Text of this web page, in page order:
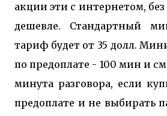
акции эти с интернетом,
дешевле. Стандартный
тариф будет от 35 долл.
по предоплате - 100 мин и
минута разговора, если
предоплате и не выбирать